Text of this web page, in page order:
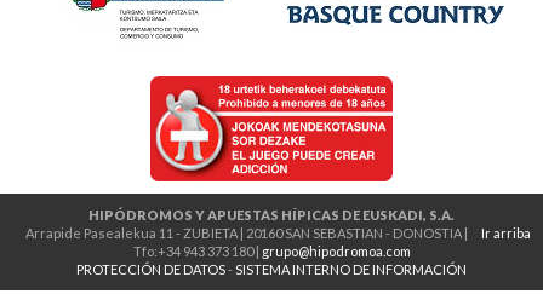
HIPÓDROMOS Y APUESTAS HÍPICAS DE EUSKADI, S.A.
Ir arriba
Arrapide Pasealekua 11 - ZUBIETA | 20160 SAN SEBASTIAN - DONOSTIA |
Tfo:+34 943 373 180 | grupo@hipodromoa.com
PROTECCIÓN DE DATOS-SISTEMA INTERNO DE INFORMACIÓN